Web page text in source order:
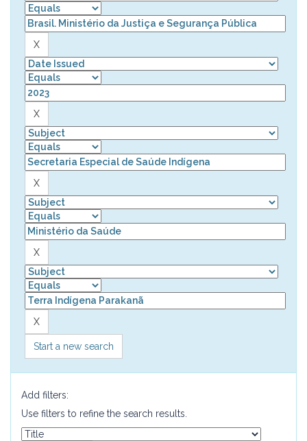
Start a new search
Add filters:
Use filters to refine the search results.